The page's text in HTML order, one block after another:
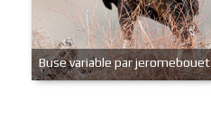
Buse variable par jeromebouet